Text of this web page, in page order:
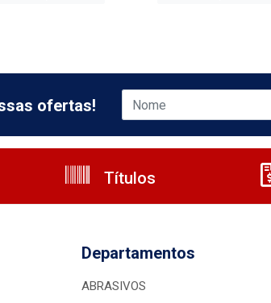
ofertas!
Títulos
Departamentos
ABRASIVOS